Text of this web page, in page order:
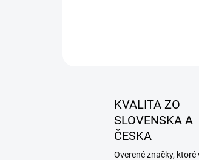
KVALITA ZO
SLOVENSKA A
ČESKA
Overené značky, ktoré